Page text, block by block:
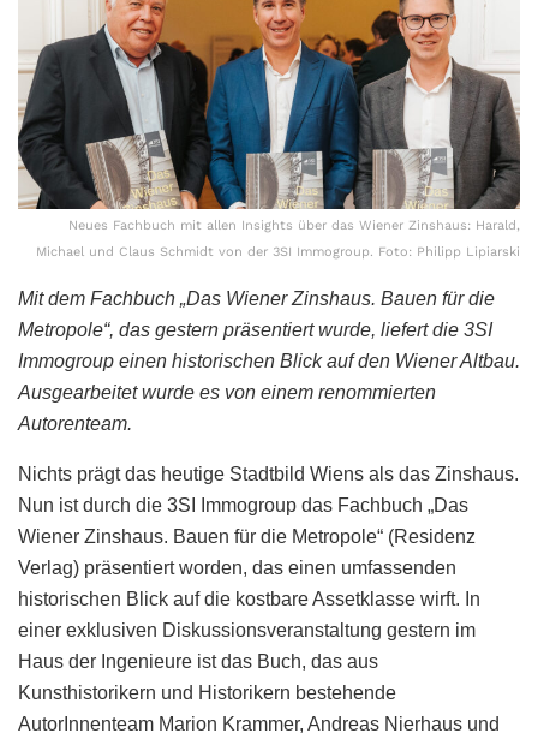
Neues Fachbuch mit allen Insights über das Wiener Zinshaus: Harald,
Michael und Claus Schmidt von der 3SI Immogroup. Foto: Philipp Lipiarski
Mit dem Fachbuch „Das Wiener Zinshaus. Bauen für die
Metropole“, das gestern präsentiert wurde, liefert die 3SI
Immogroup einen historischen Blick auf den Wiener Altbau.
Ausgearbeitet wurde es von einem renommierten
Autorenteam.
Nichts prägt das heutige Stadtbild Wiens als das Zinshaus.
Nun ist durch die 3SI Immogroup das Fachbuch „Das
Wiener Zinshaus. Bauen für die Metropole“ (Residenz
Verlag) präsentiert worden, das einen umfassenden
historischen Blick auf die kostbare Assetklasse wirft. In
einer exklusiven Diskussionsveranstaltung gestern im
Haus der Ingenieure ist das Buch, das aus
Kunsthistorikern und Historikern bestehende
AutorInnenteam Marion Krammer, Andreas Nierhaus und